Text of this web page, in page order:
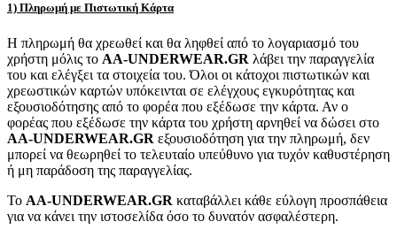
1) Πληρωμή με Πιστωτική Κάρτα
Η πληρωμή θα χρεωθεί και θα ληφθεί από το λογαριασμό του
χρήστη μόλις το AA-UNDERWEAR.GR λάβει την παραγγελία
του και ελέγξει τα στοιχεία του. Όλοι οι κάτοχοι πιστωτικών και
χρεωστικών καρτών υπόκεινται σε ελέγχους εγκυρότητας και
εξουσιοδότησης από το φορέα που εξέδωσε την κάρτα. Αν ο
φορέας που εξέδωσε την κάρτα του χρήστη αρνηθεί να δώσει στο
AA-UNDERWEAR.GR εξουσιοδότηση για την πληρωμή, δεν
μπορεί να θεωρηθεί το τελευταίο υπεύθυνο για τυχόν καθυστέρηση
ή μη παράδοση της παραγγελίας.
Το AA-UNDERWEAR.GR καταβάλλει κάθε εύλογη προσπάθεια
για να κάνει την ιστοσελίδα όσο το δυνατόν ασφαλέστερη.